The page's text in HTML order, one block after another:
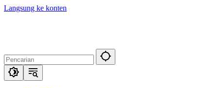
Langsung ke konten